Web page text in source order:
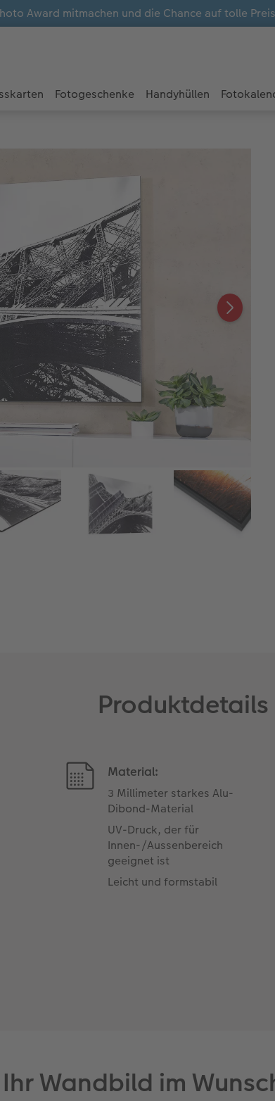
Award mitmachen und die Chance auf tolle
Fotogeschenke Handyhüllen
Produktdetails
Material:
3 Millimeter starkes Alu-
Dibond-Material
UV-Druck, der für
Innen-/Aussenbereich
geeignet ist
Leicht und formstabil
Ihr Wandbild im